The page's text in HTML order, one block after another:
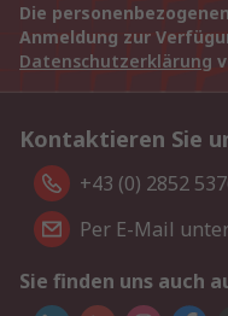
Die
Anmeldung zur
Datenschutzerklärung
Kontaktieren Sie
+43 (0) 2852
Per E-Mail
Sie finden uns auch